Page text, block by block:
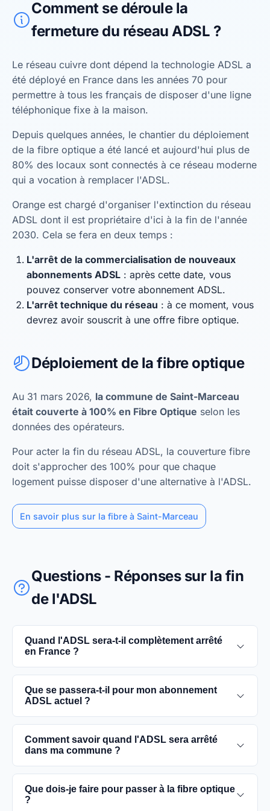
Comment se déroule la
fermeture du réseau ADSL ?
Le réseau cuivre dont dépend la technologie ADSL a
été déployé en France dans les années 70 pour
permettre à tous les français de disposer d'une ligne
téléphonique fixe à la maison.
Depuis quelques années, le chantier du déploiement
de la fibre optique a été lancé et aujourd'hui plus de
80% des locaux sont connectés à ce réseau moderne
qui a vocation à remplacer l'ADSL.
Orange est chargé d'organiser l'extinction du réseau
ADSL dont il est propriétaire d'ici à la fin de l'année
2030. Cela se fera en deux temps :
L'arrêt de la commercialisation de nouveaux
abonnements ADSL : après cette date, vous
pouvez conserver votre abonnement ADSL.
L'arrêt technique du réseau : à ce moment, vous
devrez avoir souscrit à une offre fibre optique.
Déploiement de la fibre optique
Au 31 mars 2026, la commune de Saint-Marceau
était couverte à 100% en Fibre Optique selon les
données des opérateurs.
Pour acter la fin du réseau ADSL, la couverture fibre
doit s'approcher des 100% pour que chaque
logement puisse disposer d'une alternative à l'ADSL.
En savoir plus sur la fibre à Saint-Marceau
Questions - Réponses sur la fin
de l'ADSL
Quand l'ADSL sera-t-il complètement arrêté
en France ?
L'extinction complète du réseau ADSL est prévue
pour 2030. D'ici là, les utilisateurs sont
optique, plus rapides et fiables.
Que se passera-t-il pour mon abonnement
ADSL actuel ?
Vous pouvez continuer à utiliser votre
abonnement ADSL jusqu'à la date de fermeture du
conseillé de passer à la fibre optique dès que
possible pour une meilleure qualité de service.
Comment savoir quand l'ADSL sera arrêté
dans ma commune ?
Les dates précises de fermeture de l'ADSL varient
selon les communes. Vous pouvez trouver ces
Que dois-je faire pour passer à la fibre optique
?